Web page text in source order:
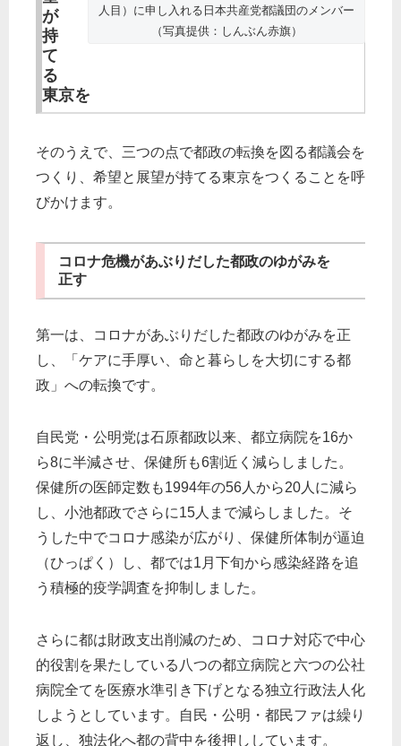
人目）に申し入れる日本共産党都議団のメンバー
（写真提供：しんぶん赤旗）
が
持
て
る
東京を
そのうえで、三つの点で都政の転換を図る都議会を
つくり、希望と展望が持てる東京をつくることを呼
びかけます。
コロナ危機があぶりだした都政のゆがみを
正す
第一は、コロナがあぶりだした都政のゆがみを正
し、「ケアに手厚い、命と暮らしを大切にする都
政」への転換です。
自民党・公明党は石原都政以来、都立病院を16か
ら8に半減させ、保健所も6割近く減らしました。
保健所の医師定数も1994年の56人から20人に減ら
し、小池都政でさらに15人まで減らしました。そ
うした中でコロナ感染が広がり、保健所体制が逼迫
（ひっぱく）し、都では1月下旬から感染経路を追
う積極的疫学調査を抑制しました。
さらに都は財政支出削減のため、コロナ対応で中心
的役割を果たしている八つの都立病院と六つの公社
病院全てを医療水準引き下げとなる独立行政法人化
しようとしています。自民・公明・都民ファは繰り
返し、独法化へ都の背中を後押ししています。